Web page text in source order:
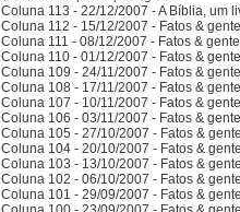
Coluna 113 - 22/12/2007 - A Bíblia, um
Coluna 112 - 15/12/2007 - Fatos &
Coluna 111 - 08/12/2007 - Fatos &
Coluna 110 - 01/12/2007 - Fatos &
Coluna 109 - 24/11/2007 - Fatos &
Coluna 108 - 17/11/2007 - Fatos &
Coluna 107 - 10/11/2007 - Fatos &
Coluna 106 - 03/11/2007 - Fatos &
Coluna 105 - 27/10/2007 - Fatos &
Coluna 104 - 20/10/2007 - Fatos &
Coluna 103 - 13/10/2007 - Fatos &
Coluna 102 - 06/10/2007 - Fatos &
Coluna 101 - 29/09/2007 - Fatos &